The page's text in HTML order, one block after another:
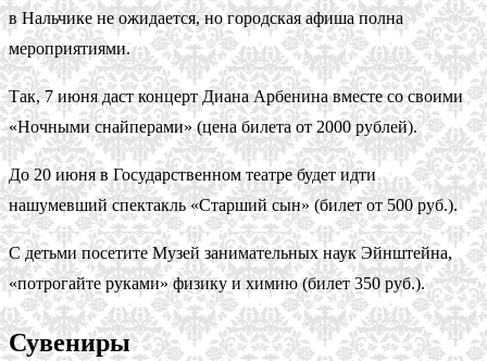
в Нальчике не ожидается, но городская афиша полна
мероприятиями.
Так, 7 июня даст концерт Диана Арбенина вместе со своими
«Ночными снайперами» (цена билета от 2000 рублей).
До 20 июня в Государственном театре будет идти
нашумевший спектакль «Старший сын» (билет от 500 руб.).
С детьми посетите Музей занимательных наук Эйнштейна,
«потрогайте руками» физику и химию (билет 350 руб.).
Сувениры